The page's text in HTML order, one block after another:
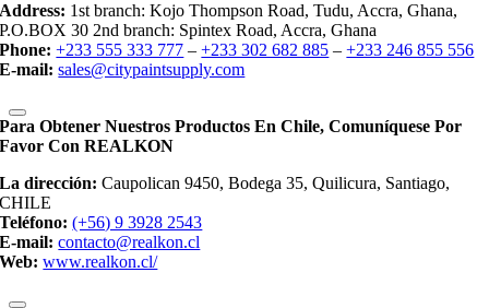
Address: 1st branch: Kojo Thompson Road, Tudu, Accra, Ghana,
P.O.BOX 30 2nd branch: Spintex Road, Accra, Ghana
Phone: +233 555 333 777 –+233 302 682 885 –+233 246 855 556
E-mail: sales@citypaintsupply.com
Para Obtener Nuestros Productos En Chile, Comuníquese Por
Favor Con REALKON
La dirección: Caupolican 9450, Bodega 35, Quilicura, Santiago,
CHILE
Teléfono: (+56) 9 3928 2543
E-mail: contacto@realkon.cl
Web: www.realkon.cl/